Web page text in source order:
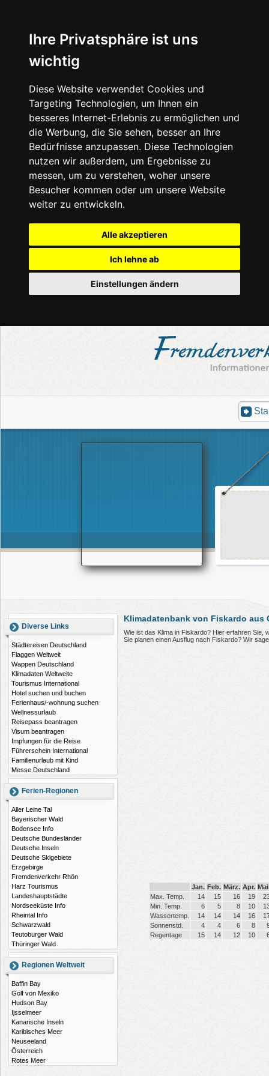
Ihre Privatsphäre ist uns
wichtig
Diese Website verwendet Cookies und
Targeting Technologien, um Ihnen ein
besseres Internet-Erlebnis zu ermöglichen und
die Werbung, die Sie sehen, besser an Ihre
Bedürfnisse anzupassen. Diese Technologien
nutzen wir außerdem, um Ergebnisse zu
messen, um zu verstehen, woher unsere
Besucher kommen oder um unsere Website
weiter zu entwickeln.
Alle akzeptieren
Ich lehne ab
Einstellungen ändern
Diverse Links
Städtereisen Deutschland
Flaggen Weltweit
Wappen Deutschland
Klimadaten Weltweite
Tourismus International
Hotel suchen und buchen
Ferienhaus/-wohnung suchen
Wellnessurlaub
Reisepass beantragen
Visum beantragen
Impfungen für die Reise
Führerschein International
Familienurlaub mit Kind
Messe Deutschland
Ferien-Regionen
Aller Leine Tal
Bayerischer Wald
Bodensee Info
Deutsche Bundesländer
Deutsche Inseln
Deutsche Skigebiete
Erzgebirge
Fremdenverkehr Rhön
Harz Tourismus
Landeshauptstädte
Nordseeküste Info
Rheintal Info
Schwarzwald
Teutoburger Wald
Thüringer Wald
Regionen Weltweit
Baffin Bay
Golf von Mexiko
Hudson Bay
Ijsselmeer
Kanarische Inseln
Karibisches Meer
Neuseeland
Österreich
Rotes Meer
Klimadatenbank von Fiskardo aus
Wie ist das Klima in Fiskardo? Hier erfahren Sie,
Sie planen einen Ausflug nach Fiskardo? Wir
Jan. Feb. März. Apr.
Max. Temp.
14 15 16 19
Min. Temp.
6 5 8 10
Wassertemp.
14 14 14 16
Sonnenstd.
4 4 6 8
Regentage
15 14 12 10